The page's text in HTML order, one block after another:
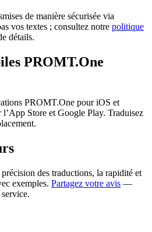
de manière sécurisée via
vos textes ; consultez notre politique
détails.
PROMT.One
PROMT.One pour iOS et
Store et Google Play. Traduisez
des traductions, la rapidité et
exemples. Partagez votre avis —